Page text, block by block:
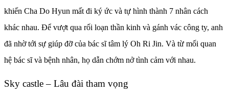
khiến Cha Do Hyun mất đi ký ức và tự hình thành 7 nhân cách
khác nhau. Để vượt qua rối loạn thần kinh và gánh vác công ty, anh
đã nhờ tới sự giúp đỡ của bác sĩ tâm lý Oh Ri Jin. Và từ mối quan
hệ bác sĩ và bệnh nhân, họ dẫn chớm nở tình cảm với nhau.
Sky castle – Lâu đài tham vọng